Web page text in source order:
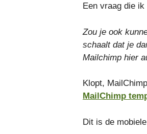
Een vraag die
Zou je ook
schaalt dat je
Mailchimp hier
Klopt,
MailChimp
Dit is de